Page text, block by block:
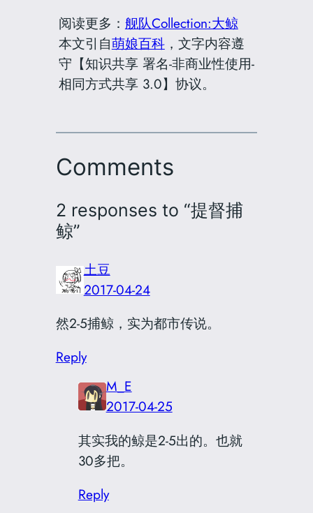
阅读更多： 舰队Collection:大鲸
本文引自萌娘百科，文字内容遵
守【知识共享 署名-非商业性使用-
相同方式共享 3.0】协议。
Comments
2 responses to “提督捕
鲸”
土豆
2017-04-24
然2-5捕鲸，实为都市传说。
Reply
M_E
2017-04-25
其实我的鲸是2-5出的。也就
30多把。
Reply